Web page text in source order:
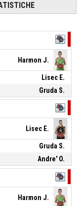
Harmon J.
Lisec E.
Gruda S.
Lisec E.
Gruda S.
Andre' O.
Harmon J.